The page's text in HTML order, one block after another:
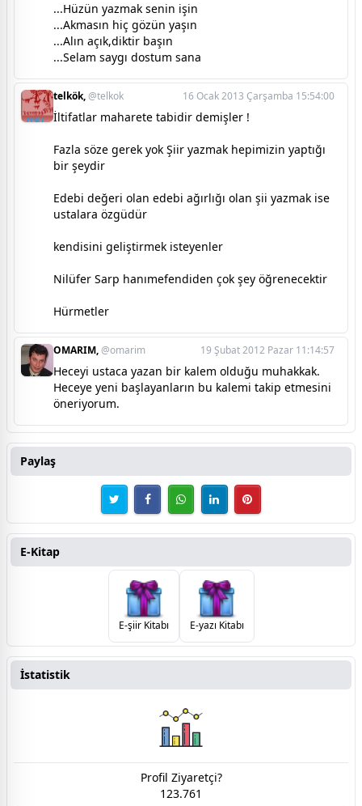
...Hüzün yazmak senin işin
...Akmasın hiç gözün yaşın
...Alın açık,diktir başın
...Selam saygı dostum sana
telkök,@telkok 16 Ocak 2013 Çarşamba 15:54:00
İltifatlar maharete tabidir demişler !
Fazla söze gerek yok Şiir yazmak hepimizin yaptığı
bir şeydir
Edebi değeri olan edebi ağırlığı olan şii yazmak ise
ustalara özgüdür
kendisini geliştirmek isteyenler
Nilüfer Sarp hanımefendiden çok şey öğrenecektir
Hürmetler
OMARIM,@omarim 19 Şubat 2012 Pazar 11:14:57
Heceyi ustaca yazan bir kalem olduğu muhakkak.
Heceye yeni başlayanların bu kalemi takip etmesini
öneriyorum.
Paylaş
E-Kitap
E-şiir Kitabı E-yazı Kitabı
İstatistik
Profil Ziyaretçi?
123.761